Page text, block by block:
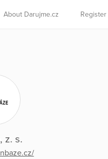
About Darujme.cz
z. s.